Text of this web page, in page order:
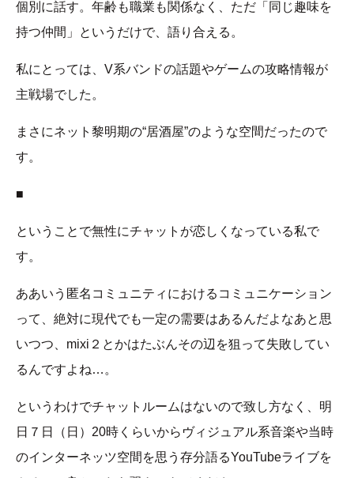
個別に話す。年齢も職業も関係なく、ただ「同じ趣味を
持つ仲間」というだけで、語り合える。
私にとっては、V系バンドの話題やゲームの攻略情報が
主戦場でした。
まさにネット黎明期の“居酒屋”のような空間だったので
す。
■
ということで無性にチャットが恋しくなっている私で
す。
ああいう匿名コミュニティにおけるコミュニケーション
って、絶対に現代でも一定の需要はあるんだよなあと思
いつつ、mixi２とかはたぶんその辺を狙って失敗してい
るんですよね…。
というわけでチャットルームはないので致し方なく、明
日７日（日）20時くらいからヴィジュアル系音楽や当時
のインターネッツ空間を思う存分語るYouTubeライブを